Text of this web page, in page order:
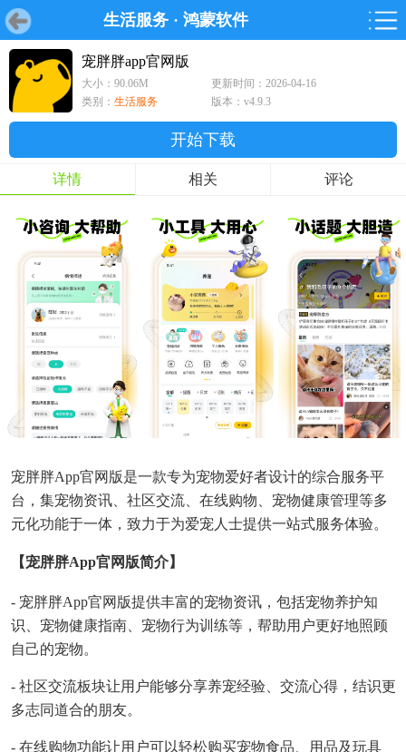
生活服务 · 鸿蒙软件
首页 游戏 软件
首页 游戏 软件 鸿蒙
游戏
鸿蒙
软件
专题
宠胖胖app官网版
大小：90.06M
更新时间：2026-04-16
类别： 生活服务 版本：v4.9.3
开始下载
详情 相关 评论
宠胖胖App官网版是一款专为宠物爱好者设计的综合服务平
台，集宠物资讯、社区交流、在线购物、宠物健康管理等多
元化功能于一体，致力于为爱宠人士提供一站式服务体验。
【宠胖胖app官网版简介】
- 宠胖胖App官网版提供丰富的宠物资讯，包括宠物养护知
识、宠物健康指南、宠物行为训练等，帮助用户更好地照顾
自己的宠物。
- 社区交流板块让用户能够分享养宠经验、交流心得，结识更
多志同道合的朋友。
- 在线购物功能让用户可以轻松购买宠物食品、用品及玩具